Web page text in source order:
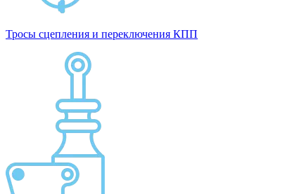
Тросы сцепления и переключения КПП